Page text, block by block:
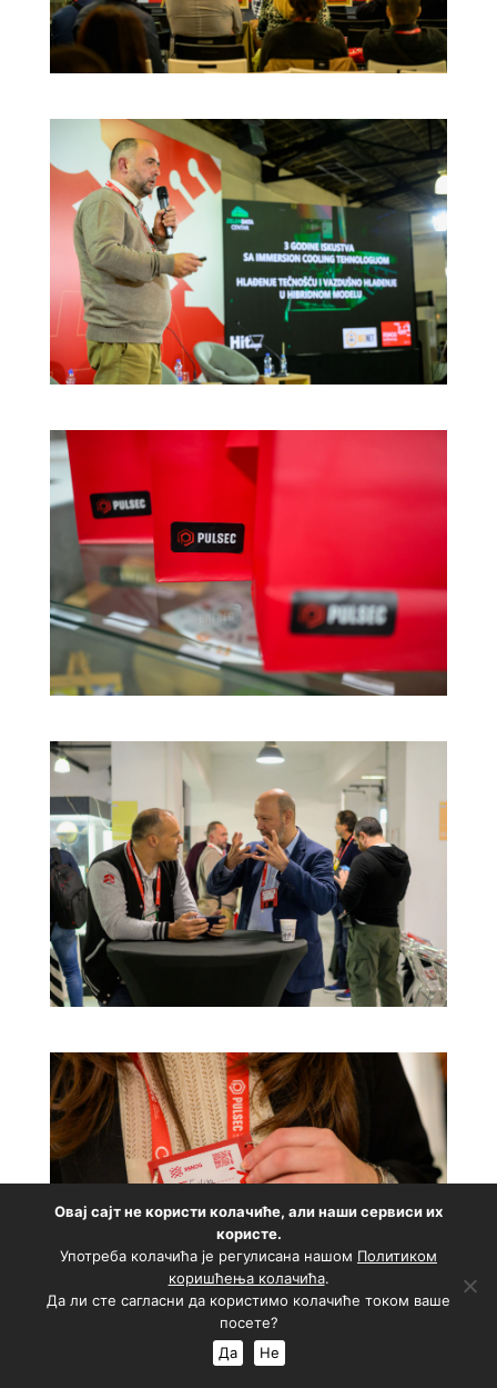
Овај сајт не користи колачиће, али наши сервиси их
користе.
Употреба колачића је регулисана нашом Политиком
коришћења колачића.
Да ли сте сагласни да користимо колачиће током ваше
посете?
Да
Не